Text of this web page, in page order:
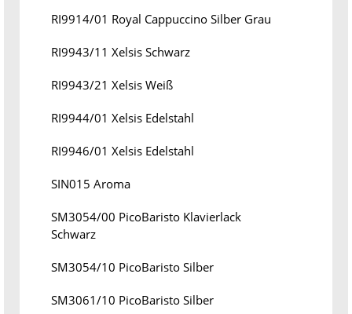
RI9914/01 Royal Cappuccino Silber Grau
RI9943/11 Xelsis Schwarz
RI9943/21 Xelsis Weiß
RI9944/01 Xelsis Edelstahl
RI9946/01 Xelsis Edelstahl
SIN015 Aroma
SM3054/00 PicoBaristo Klavierlack
Schwarz
SM3054/10 PicoBaristo Silber
SM3061/10 PicoBaristo Silber